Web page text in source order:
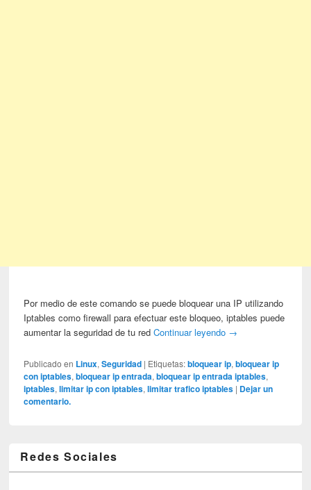
Por medio de este comando se puede bloquear una IP utilizando
Iptables como firewall para efectuar este bloqueo, iptables puede
aumentar la seguridad de tu redContinuar leyendo →
Publicado en Linux,Seguridad | Etiquetas: bloquear ip,bloquear ip
con iptables,bloquear ip entrada,bloquear ip entrada iptables,
iptables,limitar ip con iptables,limitar trafico iptables | Dejar un
comentario.
Redes Sociales